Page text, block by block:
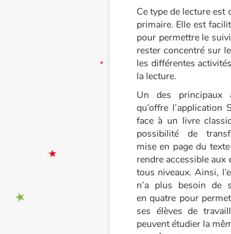
Ce type de lecture
primaire. Elle est
pour permettre le
rester concentré sur
les différentes
la lecture.
Un des principaux
qu’offre l’application
face à un livre
possibilité de
mise en page du
rendre accessible aux
tous niveaux. Ainsi,
n’a plus besoin de
en quatre pour
ses élèves de
peuvent étudier la